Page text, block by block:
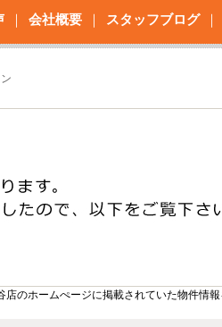
会社概要 スタッフブログ
ホームぺージに掲載されていた物件情報